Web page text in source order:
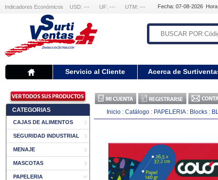
Indicadores Económicos USD: --- UF: --- UTM: --- Fecha: 07-08-2026
Servicio al Cliente Acerca de
CATEGORIAS
CAJAS DE ALIMENTOS
SEGURIDAD INDUSTRIAL
MENAJE
MASCOTAS
PAPELERIA
Inicio : Catálogo : PAPELERIA: Blocks :